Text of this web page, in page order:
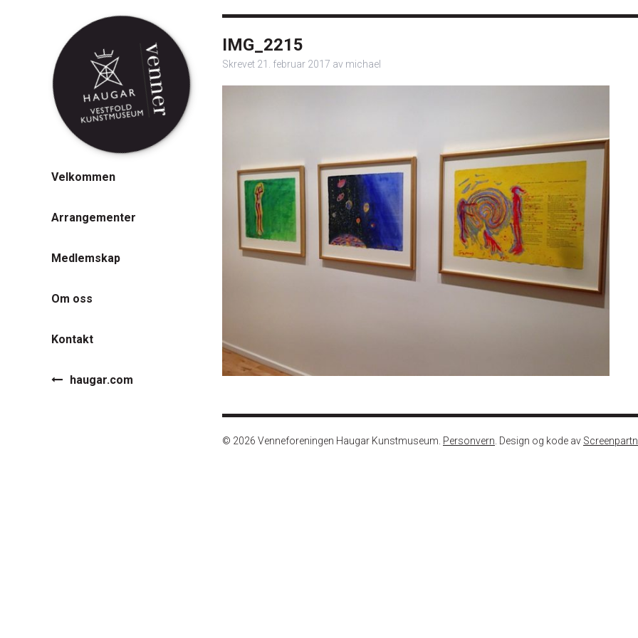
Velkommen
Arrangementer
Medlemskap
Om oss
Kontakt
haugar.com
IMG_2215
Skrevet 21. februar 2017 av michael
© 2026 Venneforeningen Haugar Kunstmuseum. Personvern . Design og kode av